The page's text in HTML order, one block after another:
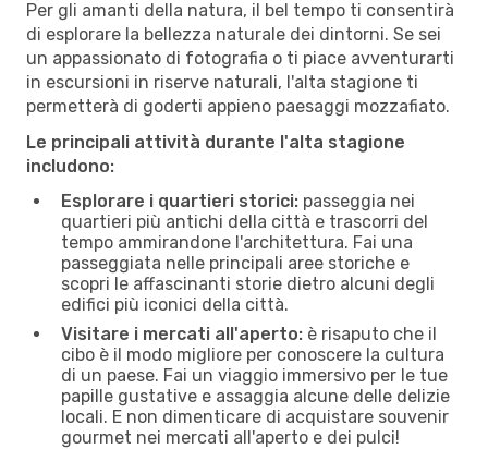
Per gli amanti della natura, il bel tempo ti consentirà
di esplorare la bellezza naturale dei dintorni. Se sei
un appassionato di fotografia o ti piace avventurarti
in escursioni in riserve naturali, l'alta stagione ti
permetterà di goderti appieno paesaggi mozzafiato.
Le principali attività durante l'alta stagione
includono:
Esplorare i quartieri storici: passeggia nei
quartieri più antichi della città e trascorri del
tempo ammirandone l'architettura. Fai una
passeggiata nelle principali aree storiche e
scopri le affascinanti storie dietro alcuni degli
edifici più iconici della città.
Visitare i mercati all'aperto: è risaputo che il
cibo è il modo migliore per conoscere la cultura
di un paese. Fai un viaggio immersivo per le tue
papille gustative e assaggia alcune delle delizie
locali. E non dimenticare di acquistare souvenir
gourmet nei mercati all'aperto e dei pulci!